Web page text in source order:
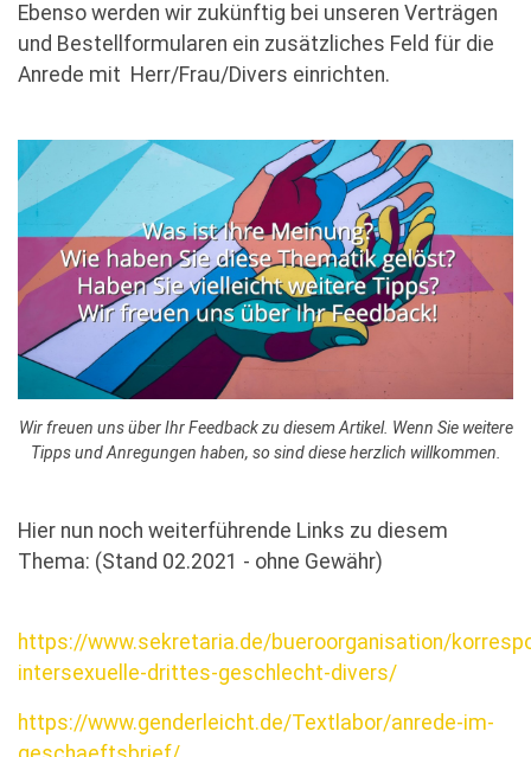
Ebenso werden wir zukünftig bei unseren Verträgen
und Bestellformularen ein zusätzliches Feld für die
Anrede mit Herr/Frau/Divers einrichten.
Wir freuen uns über Ihr Feedback zu diesem Artikel. Wenn Sie weitere
Tipps und Anregungen haben, so sind diese herzlich willkommen.
Hier nun noch weiterführende Links zu diesem
Thema: (Stand 02.2021 - ohne Gewähr)
https://www.sekretaria.de/bueroorganisation/
intersexuelle-drittes-geschlecht-divers/
https://www.genderleicht.de/Textlabor/anrede-im-